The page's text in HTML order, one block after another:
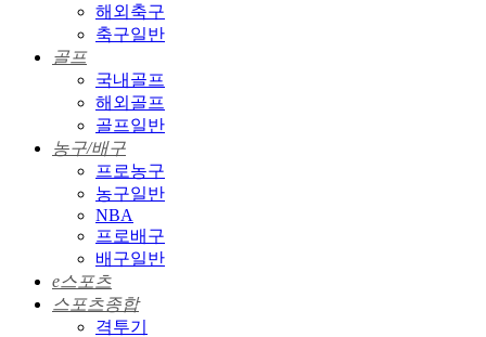
해외축구
축구일반
골프
국내골프
해외골프
골프일반
농구/배구
프로농구
농구일반
NBA
프로배구
배구일반
e스포츠
스포츠종합
격투기